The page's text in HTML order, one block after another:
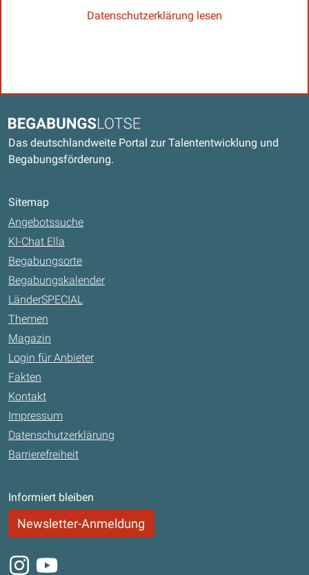
Datenschutzerklärung lesen
Begabungslotse
Das deutschlandweite Portal zur Talententwicklung und
Begabungsförderung.
Sitemap
Angebotssuche
KI-Chat Ella
Begabungsorte
Begabungskalender
LänderSPECIAL
Themen
Magazin
Login für Anbieter
Fakten
Kontakt
Impressum
Datenschutzerklärung
Barrierefreiheit
Informiert bleiben
Newsletter-Anmeldung
Instagram
Youtube